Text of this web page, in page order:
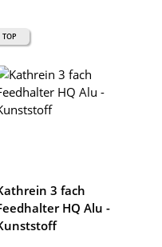
TOP
3 fach
HQ Alu -